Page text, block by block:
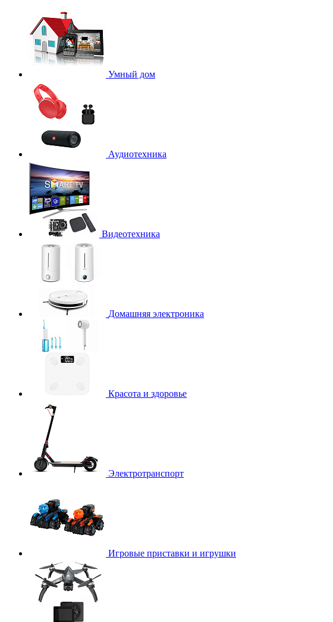
Умный дом
Аудиотехника
Видеотехника
Домашняя электроника
Красота и здоровье
Электротранспорт
Игровые приставки и игрушки